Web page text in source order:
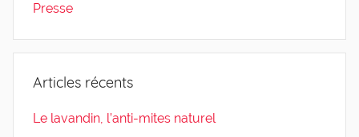
Presse
Articles récents
Le lavandin, l’anti-mites naturel